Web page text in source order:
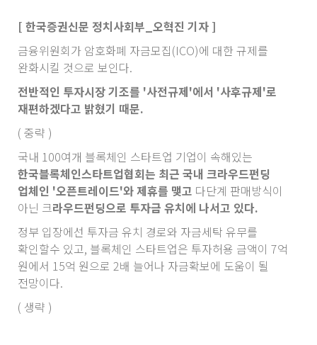
[ 한국증권신문 정치사회부_오혁진 기자 ]
금융위원회가 암호화폐 자금모집(ICO)에 대한 규제를
완화시킬 것으로 보인다.
전반적인 투자시장 기조를 '사전규제'에서 '사후규제'로
재편하겠다고 밝혔기 때문.
( 중략 )
국내 100여개 블록체인 스타트업 기업이 속해있는
한국블록체인스타트업협회는 최근 국내 크라우드펀딩
업체인 '오픈트레이드'와 제휴를 맺고 다단계 판매방식이
아닌 크라우드펀딩으로 투자금 유치에 나서고 있다.
정부 입장에선 투자금 유치 경로와 자금세탁 유무를
확인할수 있고, 블록체인 스타트업은 투자허용 금액이 7억
원에서 15억 원으로 2배 늘어나 자금확보에 도움이 될
전망이다.
( 생략 )